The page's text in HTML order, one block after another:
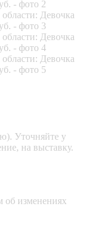
Уточняйте у
на выставку.
изменениях